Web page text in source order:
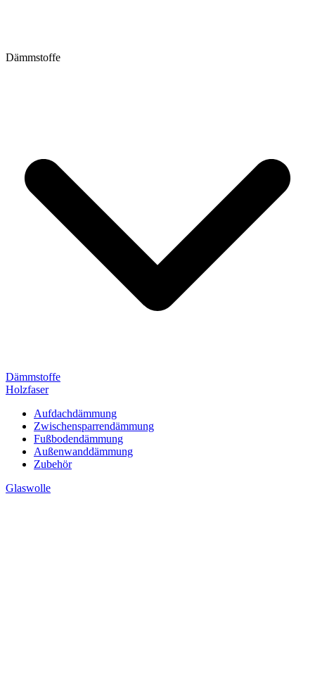
Dämmstoffe
Dämmstoffe
Holzfaser
Aufdachdämmung
Zwischensparrendämmung
Fußbodendämmung
Außenwanddämmung
Zubehör
Glaswolle